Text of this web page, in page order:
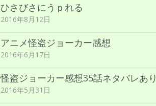
ひさびさにうｐれる
2016年8月12日
アニメ怪盗ジョーカー感想
2016年6月17日
怪盗ジョーカー感想35話ネタバレあり
2016年5月31日